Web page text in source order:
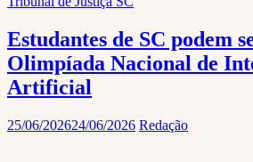
Estudantes de SC podem
Olimpíada Nacional de
Artificial
25/06/202624/06/2026 Redação